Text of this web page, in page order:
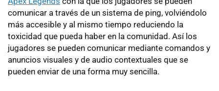
comunicar a través de un sistema de ping, volviéndolo
más accesible y al mismo tiempo reduciendo la
toxicidad que pueda haber en la comunidad. Así los
jugadores se pueden comunicar mediante comandos y
anuncios visuales y de audio contextuales que se
pueden enviar de una forma muy sencilla.